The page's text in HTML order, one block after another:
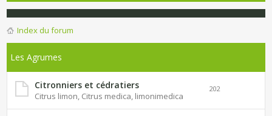
Index du forum
Les Agrumes
Citronniers et cédratiers
Citrus limon, Citrus medica, limonimedica
202